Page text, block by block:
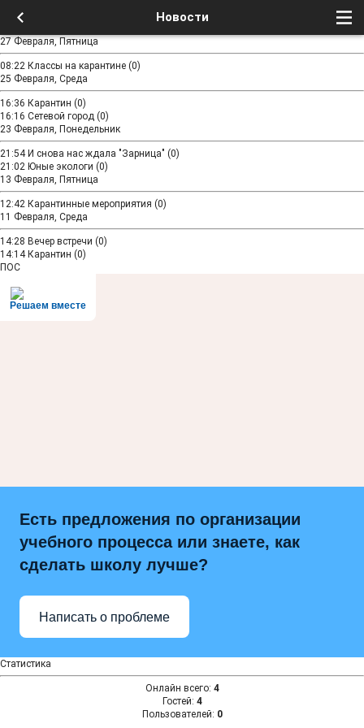
Новости
27 Февраля, Пятница
08:22 Классы на карантине (0)
25 Февраля, Среда
16:36 Карантин (0)
16:16 Сетевой город (0)
23 Февраля, Понедельник
21:54 И снова нас ждала "Зарница" (0)
21:02 Юные экологи (0)
13 Февраля, Пятница
12:42 Карантинные мероприятия (0)
11 Февраля, Среда
14:28 Вечер встречи (0)
14:14 Карантин (0)
ПОС
Решаем вместе
Есть предложения по организации
учебного процесса или знаете, как
сделать школу лучше?
Написать о проблеме
Статистика
Онлайн всего: 4
Гостей: 4
Пользователей: 0